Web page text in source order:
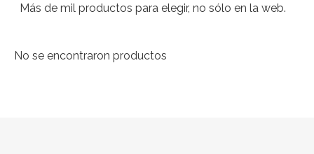
Más de mil productos para elegir, no sólo en la web.
No se encontraron productos